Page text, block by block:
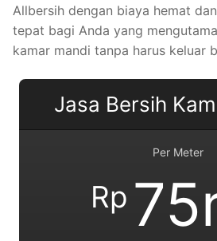
Allbersih dengan biaya hemat
tepat bagi Anda yang
kamar mandi tanpa harus keluar
Jasa Bersih
Per Meter
Rp